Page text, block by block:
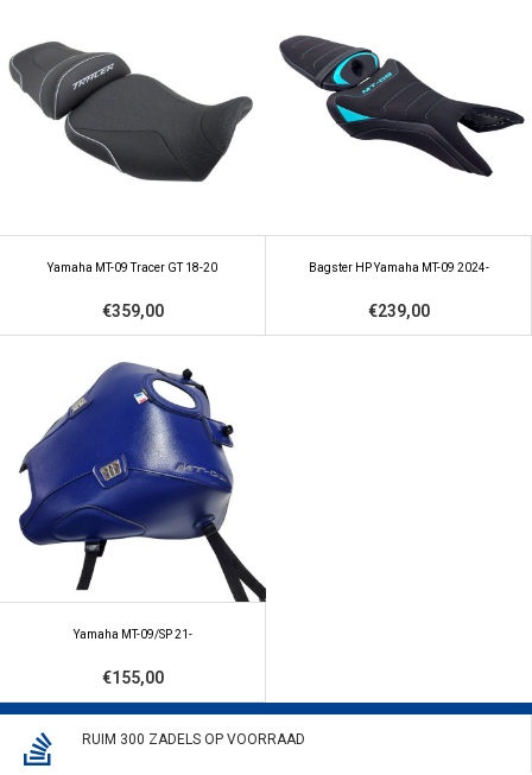
Yamaha MT-09 Tracer GT 18-20
€359,00
Bagster HP Yamaha MT-09 2024-
€239,00
Yamaha MT-09/SP 21-
€155,00
RUIM 300 ZADELS OP VOORRAAD